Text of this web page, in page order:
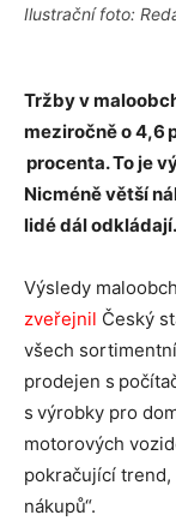
Ilustrační foto:
Tržby v
meziročně o 4,6
procenta. To je
Nicméně větší
lidé dál odkládají.
Výsledy
zveřejnil Český
všech
prodejen s
s výrobky pro
motorových
pokračující
nákupů“.